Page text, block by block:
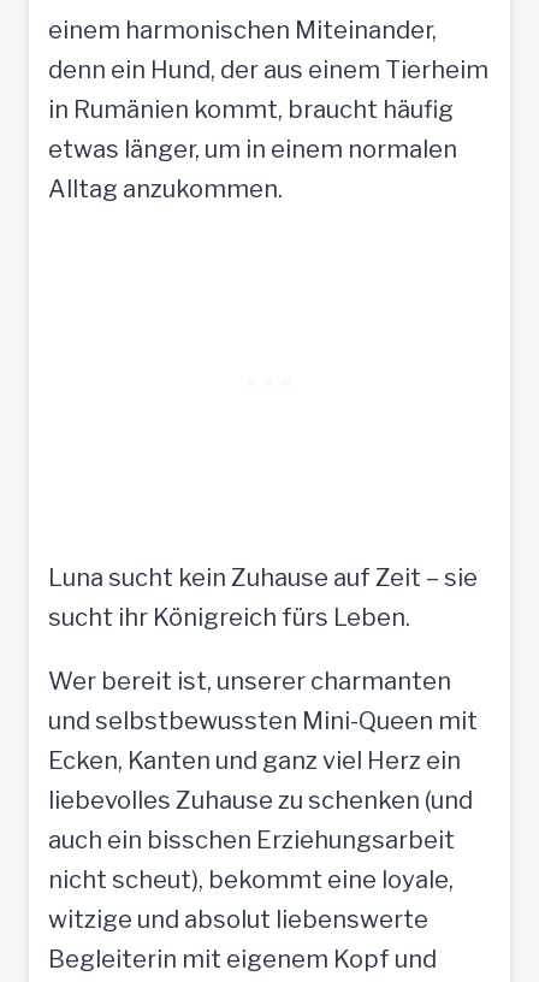
einem harmonischen Miteinander,
denn ein Hund, der aus einem Tierheim
in Rumänien kommt, braucht häufig
etwas länger, um in einem normalen
Alltag anzukommen.
Luna sucht kein Zuhause auf Zeit – sie
sucht ihr Königreich fürs Leben.
Wer bereit ist, unserer charmanten
und selbstbewussten Mini-Queen mit
Ecken, Kanten und ganz viel Herz ein
liebevolles Zuhause zu schenken (und
auch ein bisschen Erziehungsarbeit
nicht scheut), bekommt eine loyale,
witzige und absolut liebenswerte
Begleiterin mit eigenem Kopf und